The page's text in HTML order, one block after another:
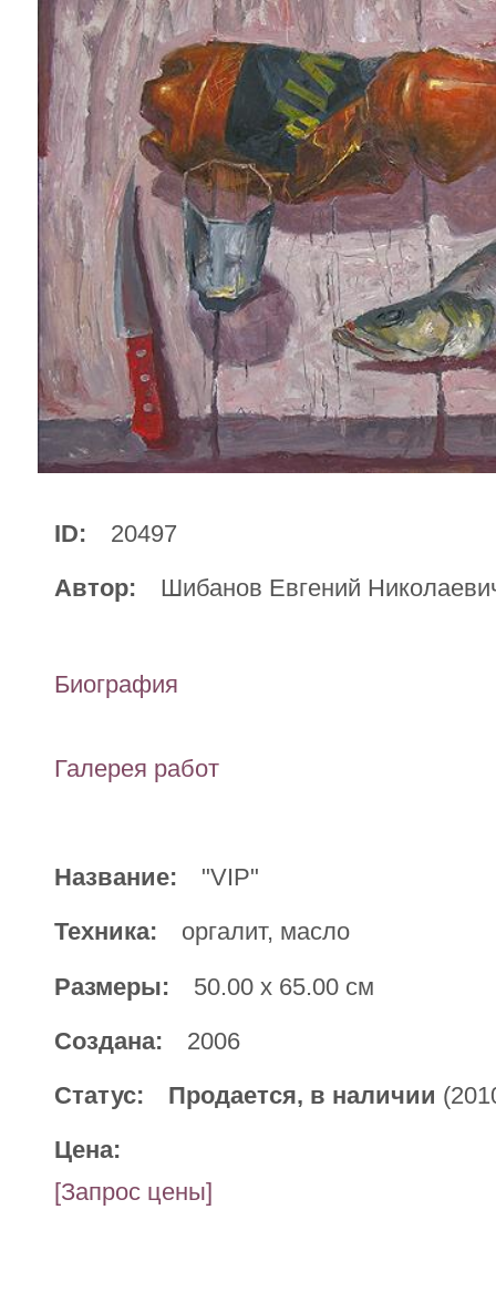
ID:
20497
Автор:
Шибанов Евгений
Биография
Галерея работ
Название:
"VIP"
Техника:
оргалит, масло
Размеры:
50.00 x 65.00 см
Создана:
2006
Статус:
Продается, в наличии
Цена:
[Запрос цены]